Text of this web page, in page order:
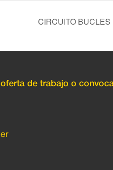
CIRCUITO BUCLES
de trabajo o